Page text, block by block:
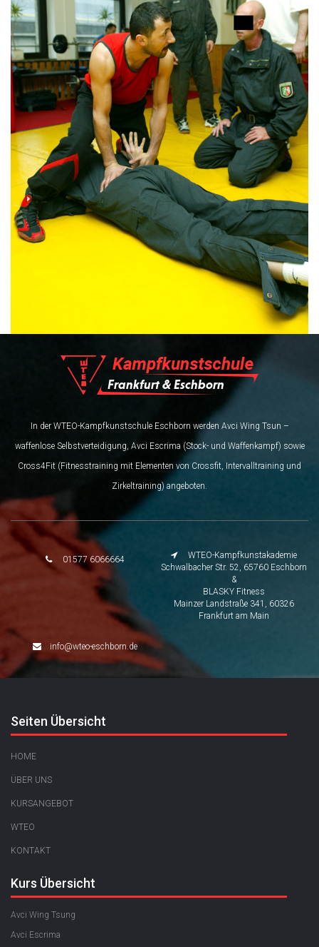
In der WTEO-Kampfkunstschule Eschborn werden Avci Wing Tsun –
waffenlose Selbstverteidigung, Avci Escrima (Stock- und Waffenkampf) sowie
Cross4Fit (Fitnesstraining mit Elementen von Crossfit, Intervalltraining und
Zirkeltraining) angeboten.
01577 6066664
WTEO-Kampfkunstakademie
Schwalbacher Str. 52, 65760 Eschborn
&
BLASKY Fitness
Mainzer Landstraße 341, 60326
Frankfurt am Main
info@wteo-eschborn.de
Seiten Übersicht
HOME
ÜBER UNS
KURSANGEBOT
WTEO
KONTAKT
Kurs Übersicht
Avci Wing Tsung
Avci Escrima